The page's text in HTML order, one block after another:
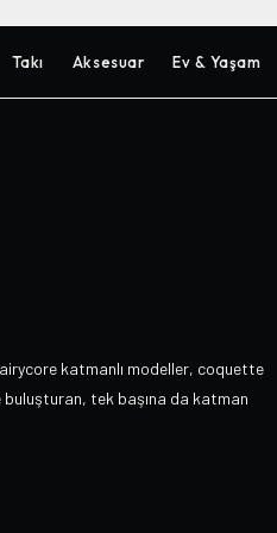
Takı Aksesuar Ev & Yaşam
katmanlı modeller, coquette
tek başına da katman